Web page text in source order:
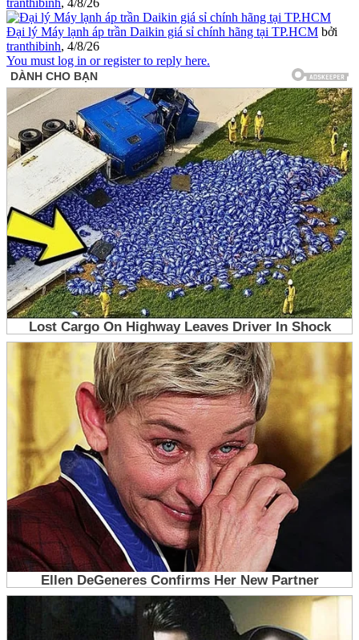
tranthibinh, 4/8/26
Đại lý Máy lạnh áp trần Daikin giá sỉ chính hãng tại TP.HCM bởi
tranthibinh, 4/8/26
You must log in or register to reply here.